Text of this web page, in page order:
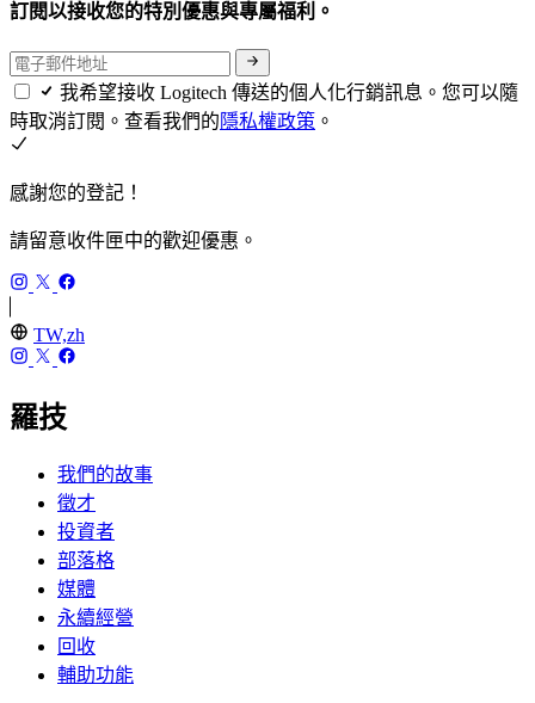
訂閱以接收您的特別優惠與專屬福利。
我希望接收 Logitech 傳送的個人化行銷訊息。您可以隨
時取消訂閱。查看我們的隱私權政策 。
感謝您的登記！
請留意收件匣中的歡迎優惠。
TW,zh
羅技
我們的故事
徵才
投資者
部落格
媒體
永續經營
回收
輔助功能